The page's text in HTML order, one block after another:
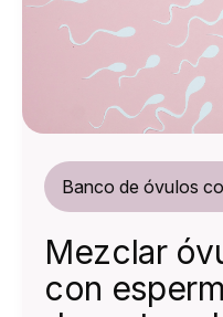
Banco de óvulos
Mezclar
con